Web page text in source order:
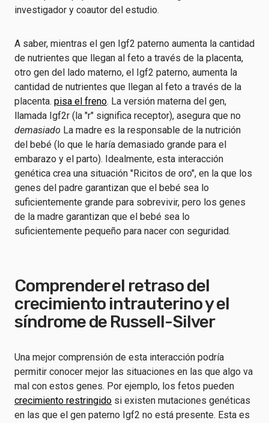
investigador y coautor del estudio.
A saber, mientras el gen Igf2 paterno aumenta la cantidad
de nutrientes que llegan al feto a través de la placenta,
otro gen del lado materno, el Igf2 paterno, aumenta la
cantidad de nutrientes que llegan al feto a través de la
placenta. pisa el freno. La versión materna del gen,
llamada Igf2r (la "r" significa receptor), asegura que no
demasiado La madre es la responsable de la nutrición
del bebé (lo que le haría demasiado grande para el
embarazo y el parto). Idealmente, esta interacción
genética crea una situación "Ricitos de oro", en la que los
genes del padre garantizan que el bebé sea lo
suficientemente grande para sobrevivir, pero los genes
de la madre garantizan que el bebé sea lo
suficientemente pequeño para nacer con seguridad.
Comprender el retraso del
crecimiento intrauterino y el
síndrome de Russell-Silver
Una mejor comprensión de esta interacción podría
permitir conocer mejor las situaciones en las que algo va
mal con estos genes. Por ejemplo, los fetos pueden
crecimiento restringido si existen mutaciones genéticas
en las que el gen paterno Igf2 no está presente. Esta es